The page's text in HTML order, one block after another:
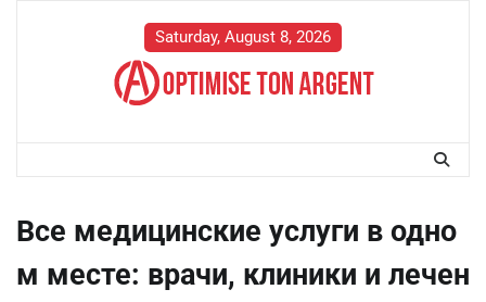
Saturday, August 8, 2026
Все медицинские услуги в одно
м месте: врачи, клиники и лечен